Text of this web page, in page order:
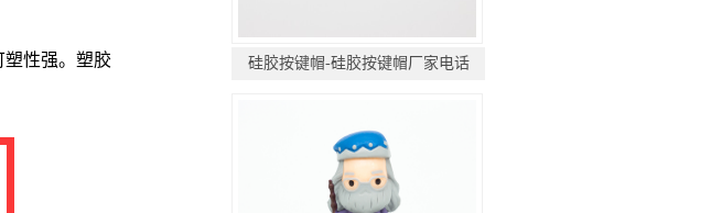
塑性强。塑胶
硅胶按键帽-硅胶按键帽厂家电话